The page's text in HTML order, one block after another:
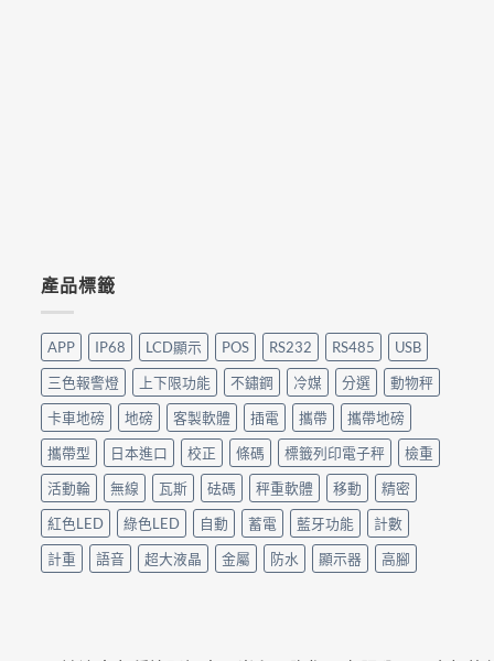
產品標籤
APP IP68 LCD顯示 POS RS232 RS485
USB
三色報警燈
上下限功能 不鏽鋼 冷媒 分選
動物秤
卡車地磅
地磅 客製軟體 插電 攜帶
攜帶地磅
攜帶型
日本進口 校正 條碼 標籤列印電子秤
檢重
活動輪
無線 瓦斯 砝碼 秤重軟體 移動
精密
紅色LED
綠色LED 自動 蓄電 藍牙功能
計數
計重
語音 超大液晶 金屬 防水 顯示器 高腳